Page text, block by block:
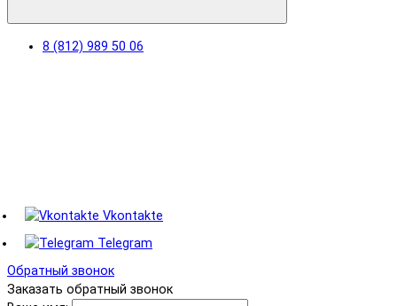
8 (812) 989 50 06
Vkontakte
Telegram
Обратный звонок
Заказать обратный звонок